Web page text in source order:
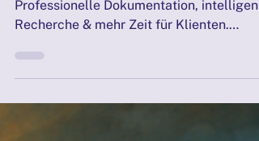
Genspark AI für Therapeuten:
Professionelle Dokumentation,
Recherche & mehr Zeit für Klienten.